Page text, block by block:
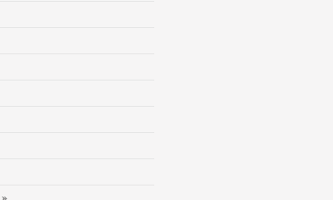
»